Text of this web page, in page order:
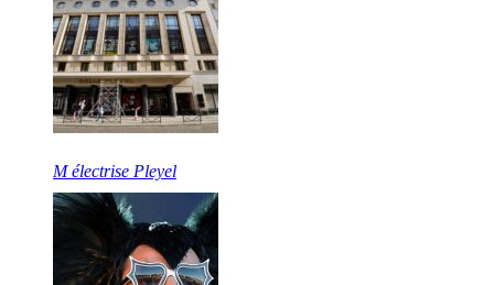
M électrise Pleyel